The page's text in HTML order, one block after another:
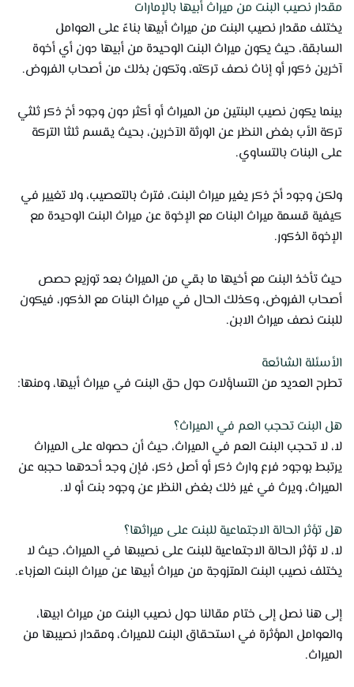
مقدار نصيب البنت من ميراث أبيها بالإمارات
يختلف مقدار نصيب البنت من ميراث أبيها بناءً على العوامل
السابقة، حيث يكون ميراث البنت الوحيدة من أبيها دون أي أخوة
آخرين ذكور أو إناث نصف تركته، وتكون بذلك من أصحاب الفروض.
بينما يكون نصيب البنتين من الميراث أو أكثر دون وجود أخ ذكر ثلثي
تركة الأب بغض النظر عن الورثة الآخرين، بحيث يقسم ثلثا التركة
على البنات بالتساوي.
ولكن وجود أخ ذكر يغير ميراث البنت، فترث بالتعصيب، ولا تغيير في
كيفية قسمة ميراث البنات مع الإخوة عن ميراث البنت الوحيدة مع
الإخوة الذكور.
حيث تأخذ البنت مع أخيها ما بقي من الميراث بعد توزيع حصص
أصحاب الفروض، وكذلك الحال في ميراث البنات مع الذكور، فيكون
للبنت نصف ميراث الابن.
الأسئلة الشائعة
تطرح العديد من التساؤلات حول حق البنت في ميراث أبيها، ومنها:
هل البنت تحجب العم في الميراث؟
لا، لا تحجب البنت العم في الميراث، حيث أن حصوله على الميراث
يرتبط بوجود فرع وارث ذكر أو أصل ذكر، فإن وجد أحدهما حجبه عن
الميراث، ويرث في غير ذلك بغض النظر عن وجود بنت أو لا.
هل تؤثر الحالة الاجتماعية للبنت على ميراثها؟
لا، لا تؤثر الحالة الاجتماعية للبنت على نصيبها في الميراث، حيث لا
يختلف نصيب البنت المتزوجة من ميراث أبيها عن ميراث البنت العزباء.
إلى هنا نصل إلى ختام مقالنا حول نصيب البنت من ميراث ابيها،
والعوامل المؤثرة في استحقاق البنت للميراث، ومقدار نصيبها من
الميراث.